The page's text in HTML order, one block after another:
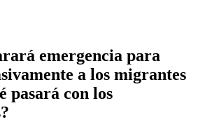
emergencia para
a los migrantes
pasará con los